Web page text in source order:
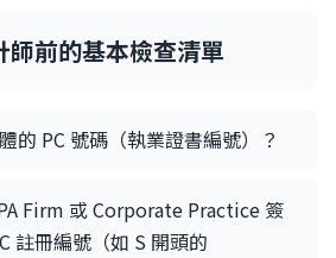
師前的基本檢查清單
的 PC 號碼（執業證書編號）？
Firm 或 Corporate Practice 簽
註冊編號（如 S 開頭的